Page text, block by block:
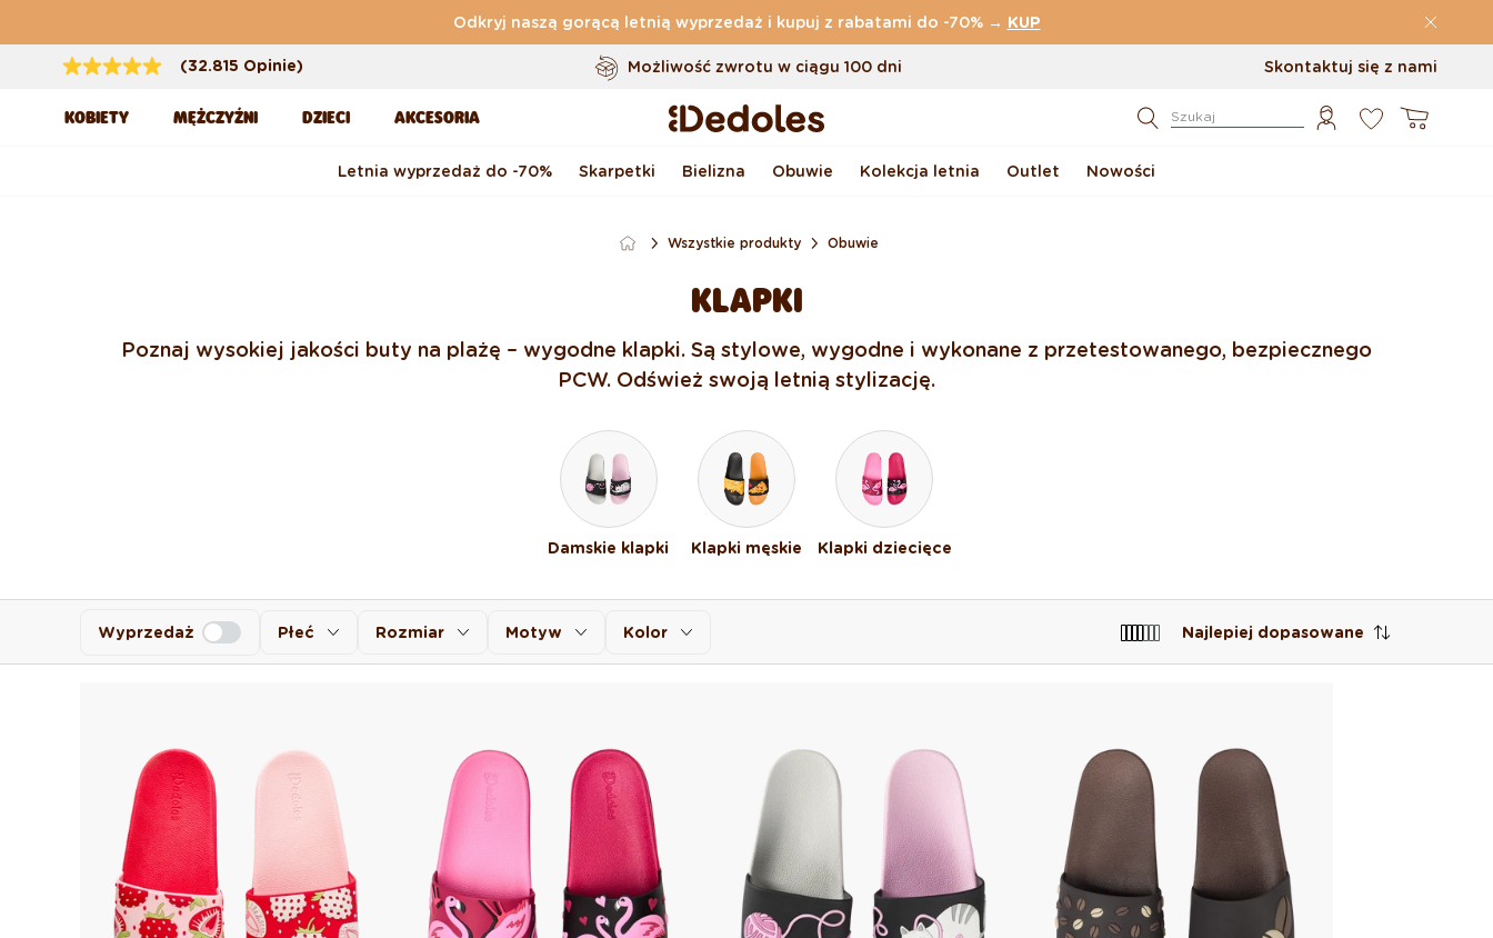
Odkryj naszą gorącą letnią wyprzedaż i kupuj z rabatami do -70% → KUP
(32.815 Opinie)
Darmowa dostawa zamówień o wartości powyżej169 zł
Możliwość zwrotu w ciągu 100 dni
Oryginalne wzornictwo stworzone przez nas
Skontaktuj się z nami
KOBIETY MĘŻCZYŹNI DZIECI AKCESORIA Szukaj Koszyk
Letnia wyprzedaż do -70% Skarpetki Bielizna Obuwie Kolekcja letnia Outlet Nowości
Wszystkie produkty Obuwie
KLAPKI
Poznaj wysokiej jakości buty na plażę – wygodne klapki. Są stylowe, wygodne i wykonane z przetestowanego, bezpiecznego
PCW. Odśwież swoją letnią stylizację.
Damskie klapki Klapki męskie Klapki dziecięce
Płeć Rozmiar Motyw Kolor
Wyprzedaż Najlepiej dopasowane